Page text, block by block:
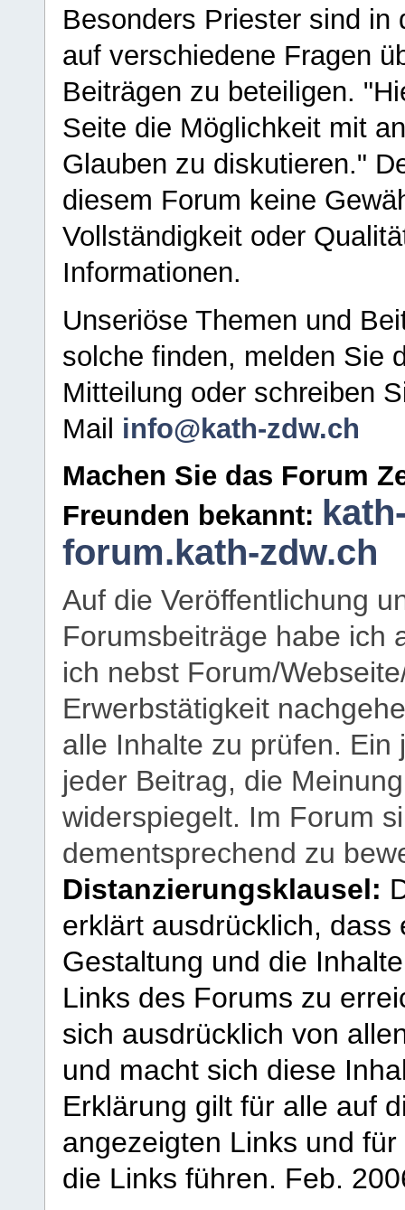
Besonders Priester sind in
auf verschiedene Fragen
Beiträgen zu beteiligen.
Seite die Möglichkeit mit
Glauben zu diskutieren."
diesem Forum keine
Vollständigkeit oder
Informationen.
Unseriöse Themen und
solche finden, melden Sie
Mitteilung oder schreiben
Mail info@kath-zdw.ch
Machen Sie das Forum
Freunden bekannt:
forum.kath-zdw.ch
Auf die Veröffentlichung
Forumsbeiträge habe ich
ich nebst Forum/
Erwerbstätigkeit
alle Inhalte zu prüfen.
jeder Beitrag, die
widerspiegelt. Im Forum
dementsprechend zu
Distanzierungsklausel:
erklärt ausdrücklich,
Gestaltung und die
Links des Forums zu
sich ausdrücklich von
und macht sich diese
Erklärung gilt für alle auf
angezeigten Links und
die Links führen. Feb.